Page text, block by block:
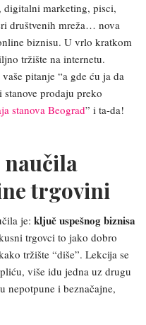
digitalni marketing, pisci,
društvenih mreža… nova
biznisu. U vrlo kratkom
tržište na internetu.
pitanje “a gde ću ja da
prodaju preko
stanova Beograd” i ta-da!
naučila
trgovini
je: ključ uspešnog biznisa
trgovci to jako dobro
tržište “diše”. Lekcija se
više idu jedna uz drugu
nepotpune i beznačajne,